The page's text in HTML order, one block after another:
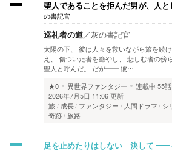
聖人であることを拒んだ男が、人と
の書記官
巡礼者の道／灰の書記官
太陽の下、 彼は人々を救いながら旅を続
え、 傷ついた者を癒やし、 悲しむ者の傍
聖人と呼んだ。 だが―― 彼…
★0
異世界ファンタジー 連載中 55話
2026年7月5日 11:06 更新
旅
成長 ファンタジー 人間ドラマ シ
奇跡 旅路
足を止めたりはしない 決して